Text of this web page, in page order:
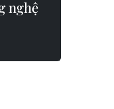
nghệ